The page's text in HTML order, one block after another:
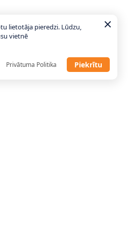
lietotāja pieredzi. Lūdzu,
vietnē
Privātuma Politika Piekrītu